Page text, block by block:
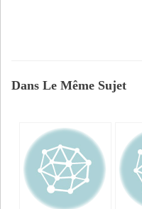
Dans Le Même Sujet